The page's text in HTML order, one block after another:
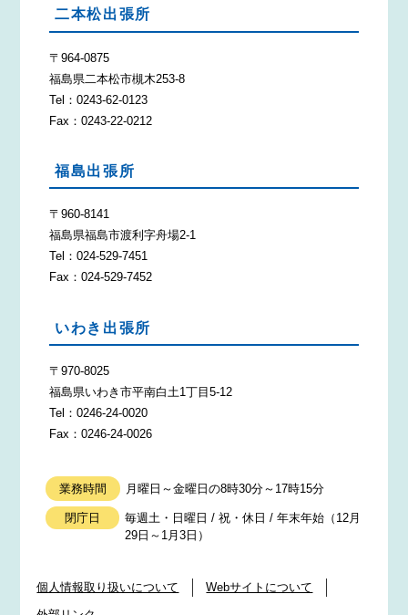
二本松出張所
〒964-0875
福島県二本松市槻木253-8
Tel：0243-62-0123
Fax：0243-22-0212
福島出張所
〒960-8141
福島県福島市渡利字舟場2-1
Tel：024-529-7451
Fax：024-529-7452
いわき出張所
〒970-8025
福島県いわき市平南白土1丁目5-12
Tel：0246-24-0020
Fax：0246-24-0026
業務時間 月曜日～金曜日の8時30分～17時15分
閉庁日
毎週土・日曜日 / 祝・休日 / 年末年始（12月
29日～1月3日）
個人情報取り扱いについて
Webサイトについて